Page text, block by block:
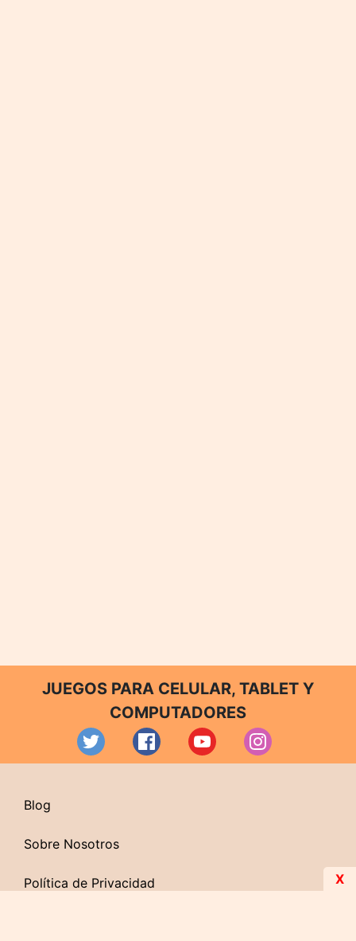
JUEGOS PARA CELULAR, TABLET Y
COMPUTADORES
Blog
Sobre Nosotros
Política de Privacidad X